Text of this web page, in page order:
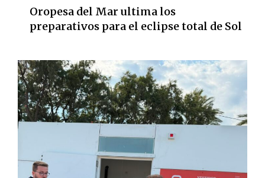
Oropesa del Mar ultima los
preparativos para el eclipse total de Sol